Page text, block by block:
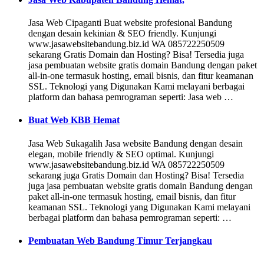
Jasa Web Cipaganti Buat website profesional Bandung
dengan desain kekinian & SEO friendly. Kunjungi
www.jasawebsitebandung.biz.id WA 085722250509
sekarang Gratis Domain dan Hosting? Bisa! Tersedia juga
jasa pembuatan website gratis domain Bandung dengan paket
all-in-one termasuk hosting, email bisnis, dan fitur keamanan
SSL. Teknologi yang Digunakan Kami melayani berbagai
platform dan bahasa pemrograman seperti: Jasa web …
Buat Web KBB Hemat
Jasa Web Sukagalih Jasa website Bandung dengan desain
elegan, mobile friendly & SEO optimal. Kunjungi
www.jasawebsitebandung.biz.id WA 085722250509
sekarang juga Gratis Domain dan Hosting? Bisa! Tersedia
juga jasa pembuatan website gratis domain Bandung dengan
paket all-in-one termasuk hosting, email bisnis, dan fitur
keamanan SSL. Teknologi yang Digunakan Kami melayani
berbagai platform dan bahasa pemrograman seperti: …
Pembuatan Web Bandung Timur Terjangkau